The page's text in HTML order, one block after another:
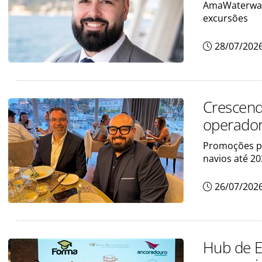
excursões
28/07/
Promoções
navios até
26/07/
Hub de